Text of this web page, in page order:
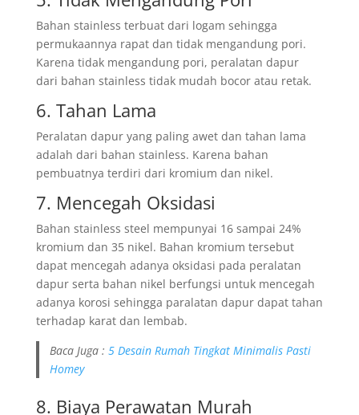
Bahan stainless terbuat dari logam sehingga
permukaannya rapat dan tidak mengandung pori.
Karena tidak mengandung pori, peralatan dapur
dari bahan stainless tidak mudah bocor atau retak.
6. Tahan Lama
Peralatan dapur yang paling awet dan tahan lama
adalah dari bahan stainless. Karena bahan
pembuatnya terdiri dari kromium dan nikel.
7. Mencegah Oksidasi
Bahan stainless steel mempunyai 16 sampai 24%
kromium dan 35 nikel. Bahan kromium tersebut
dapat mencegah adanya oksidasi pada peralatan
dapur serta bahan nikel berfungsi untuk mencegah
adanya korosi sehingga paralatan dapur dapat tahan
terhadap karat dan lembab.
Baca Juga :5 Desain Rumah Tingkat Minimalis Pasti
Homey
8. Biaya Perawatan Murah